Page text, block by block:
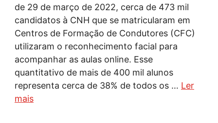
de 29 de março de 2022, cerca de 473 mil
candidatos à CNH que se matricularam em
Centros de Formação de Condutores (CFC)
utilizaram o reconhecimento facial para
acompanhar as aulas online. Esse
quantitativo de mais de 400 mil alunos
representa cerca de 38% de todos os … Ler
mais